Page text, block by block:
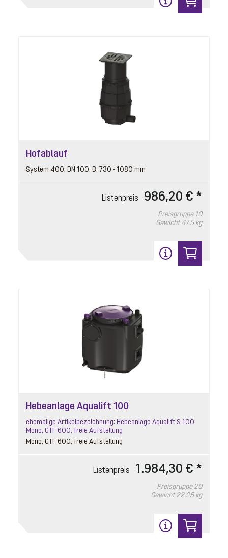
Hofablauf
System 400, DN 100, B, 730 - 1080 mm
Listenpreis 986,20 € *
Preisgruppe 10
Gewicht 47.5 kg
Hebeanlage Aqualift 100
ehemalige Artikelbezeichnung: Hebeanlage Aqualift S 100
Mono, GTF 600, freie Aufstellung
Mono, GTF 600, freie Aufstellung
Listenpreis 1.984,30 € *
Preisgruppe 20
Gewicht 22.25 kg